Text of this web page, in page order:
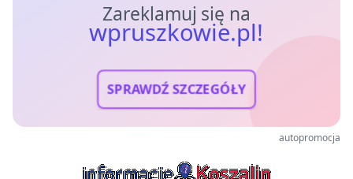
Zareklamuj się na
wpruszkowie.pl!
SPRAWDŹ SZCZEGÓŁY
autopromocja